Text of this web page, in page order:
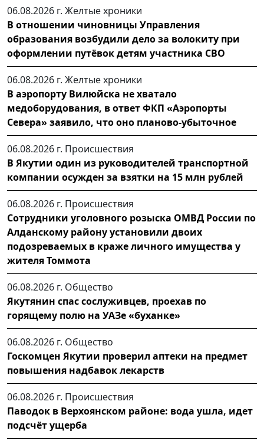
06.08.2026 г. Желтые хроники
В отношении чиновницы Управления
образования возбудили дело за волокиту при
оформлении путёвок детям участника СВО
06.08.2026 г. Желтые хроники
В аэропорту Вилюйска не хватало
медоборудования, в ответ ФКП «Аэропорты
Севера» заявило, что оно планово-убыточное
06.08.2026 г. Происшествия
В Якутии один из руководителей транспортной
компании осужден за взятки на 15 млн рублей
06.08.2026 г. Происшествия
Сотрудники уголовного розыска ОМВД России по
Алданскому району установили двоих
подозреваемых в краже личного имущества у
жителя Томмота
06.08.2026 г. Общество
Якутянин спас сослуживцев, проехав по
горящему полю на УАЗе «буханке»
06.08.2026 г. Общество
Госкомцен Якутии проверил аптеки на предмет
повышения надбавок лекарств
06.08.2026 г. Происшествия
Паводок в Верхоянском районе: вода ушла, идет
подсчёт ущерба